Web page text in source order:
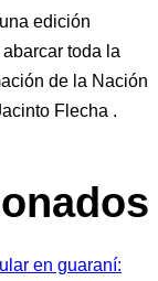
edición
toda la
de la Nación
Flecha .